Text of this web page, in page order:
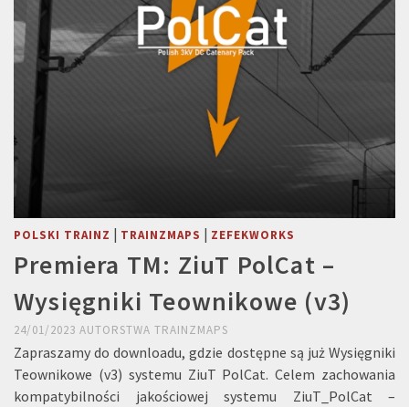
POLSKI TRAINZ | TRAINZMAPS | ZEFEKWORKS
Premiera TM: ZiuT PolCat –
Wysięgniki Teownikowe (v3)
24/01/2023 AUTORSTWA TRAINZMAPS
Zapraszamy do downloadu, gdzie dostępne są już Wysięgniki
Teownikowe (v3) systemu ZiuT PolCat. Celem zachowania
kompatybilności jakościowej systemu ZiuT_PolCat –